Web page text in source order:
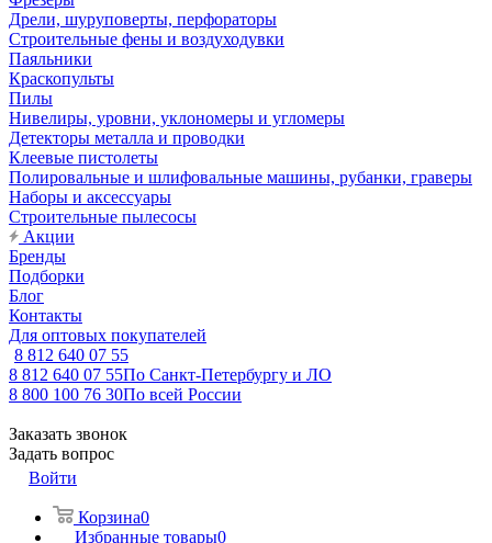
Дрели, шуруповерты, перфораторы
Строительные фены и воздуходувки
Паяльники
Краскопульты
Пилы
Нивелиры, уровни, уклономеры и угломеры
Детекторы металла и проводки
Клеевые пистолеты
Полировальные и шлифовальные машины, рубанки, граверы
Наборы и аксессуары
Строительные пылесосы
Акции
Бренды
Подборки
Блог
Контакты
Для оптовых покупателей
8 812 640 07 55
8 812 640 07 55По Санкт-Петербургу и ЛО
8 800 100 76 30По всей России
Заказать звонок
Задать вопрос
Войти
Корзина0
Избранные товары0